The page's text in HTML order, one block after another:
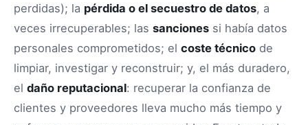
perdidas); la pérdida o el secuestro de datos, a
veces irrecuperables; las sanciones si había datos
personales comprometidos; el coste técnico de
limpiar, investigar y reconstruir; y, el más duradero,
el daño reputacional: recuperar la confianza de
clientes y proveedores lleva mucho más tiempo y